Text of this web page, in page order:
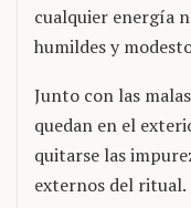
cualquier energía
humildes y
Junto con las
quedan en el
quitarse las
externos del ritual.